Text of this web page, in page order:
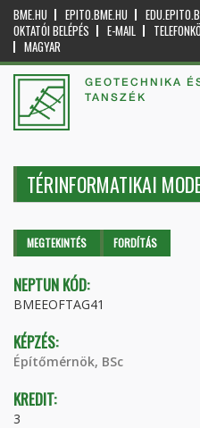
BME.HU EPITO.BME.HU
OKTATÓI BELÉPÉS
E-MAIL
MAGYAR
GEOTECHNIKA
TANSZÉK
TÉRINFORMATIKAI
Elsődleges fülek
MEGTEKINTÉS (AKTÍVFORDÍTÁS
NEPTUN KÓD:
BMEEOFTAG41
KÉPZÉS:
Építőmérnök, BSc
KREDIT:
3